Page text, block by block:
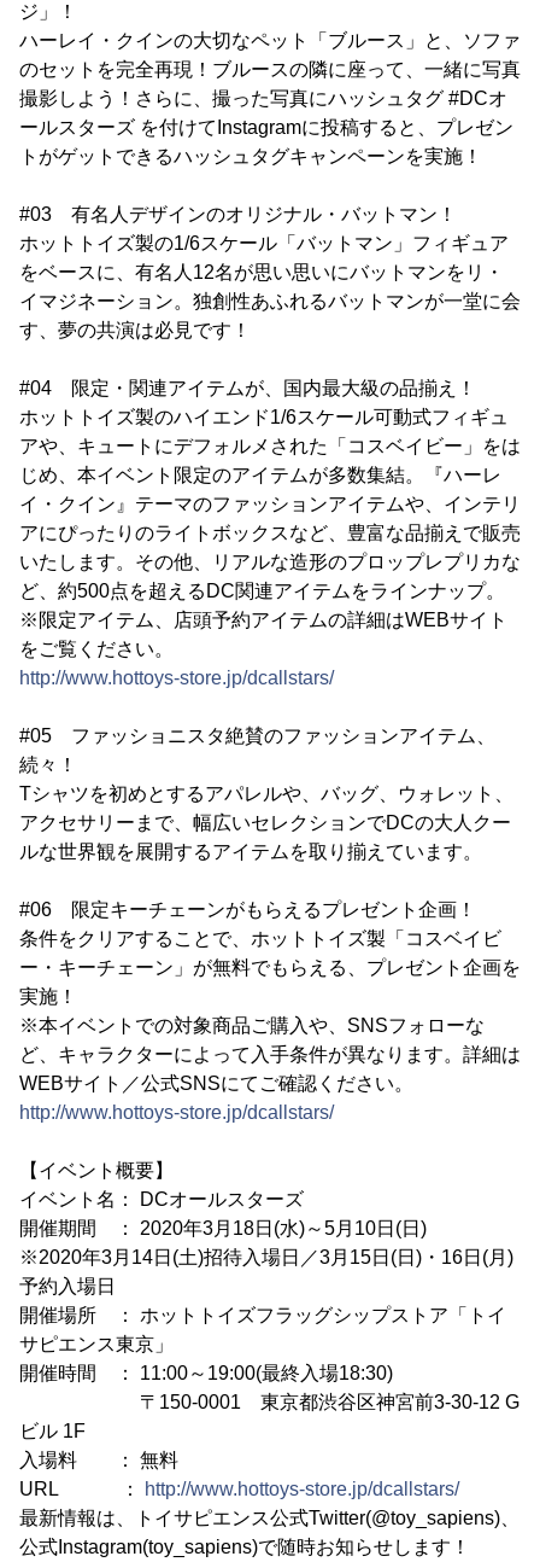
ジ」！
ハーレイ・クインの大切なペット「ブルース」と、ソファ
のセットを完全再現！ブルースの隣に座って、一緒に写真
撮影しよう！さらに、撮った写真にハッシュタグ #DCオ
ールスターズ を付けてInstagramに投稿すると、プレゼン
トがゲットできるハッシュタグキャンペーンを実施！
#03 有名人デザインのオリジナル・バットマン！
ホットトイズ製の1/6スケール「バットマン」フィギュア
をベースに、有名人12名が思い思いにバットマンをリ・
イマジネーション。独創性あふれるバットマンが一堂に会
す、夢の共演は必見です！
#04 限定・関連アイテムが、国内最大級の品揃え！
ホットトイズ製のハイエンド1/6スケール可動式フィギュ
アや、キュートにデフォルメされた「コスベイビー」をは
じめ、本イベント限定のアイテムが多数集結。『ハーレ
イ・クイン』テーマのファッションアイテムや、インテリ
アにぴったりのライトボックスなど、豊富な品揃えで販売
いたします。その他、リアルな造形のプロップレプリカな
ど、約500点を超えるDC関連アイテムをラインナップ。
※限定アイテム、店頭予約アイテムの詳細はWEBサイト
をご覧ください。
http://www.hottoys-store.jp/dcallstars/
#05 ファッショニスタ絶賛のファッションアイテム、
続々！
Tシャツを初めとするアパレルや、バッグ、ウォレット、
アクセサリーまで、幅広いセレクションでDCの大人クー
ルな世界観を展開するアイテムを取り揃えています。
#06 限定キーチェーンがもらえるプレゼント企画！
条件をクリアすることで、ホットトイズ製「コスベイビ
ー・キーチェーン」が無料でもらえる、プレゼント企画を
実施！
※本イベントでの対象商品ご購入や、SNSフォローな
ど、キャラクターによって入手条件が異なります。詳細は
WEBサイト／公式SNSにてご確認ください。
http://www.hottoys-store.jp/dcallstars/
【イベント概要】
イベント名： DCオールスターズ
開催期間 ： 2020年3月18日(水)～5月10日(日)
※2020年3月14日(土)招待入場日／3月15日(日)・16日(月)
予約入場日
開催場所 ： ホットトイズフラッグシップストア「トイ
サピエンス東京」
開催時間 ： 11:00～19:00(最終入場18:30)
〒150-0001 東京都渋谷区神宮前3-30-12 G
ビル 1F
入場料 ： 無料
URL ：
http://www.hottoys-store.jp/dcallstars/
最新情報は、トイサピエンス公式Twitter(@toy_sapiens)、
公式Instagram(toy_sapiens)で随時お知らせします！